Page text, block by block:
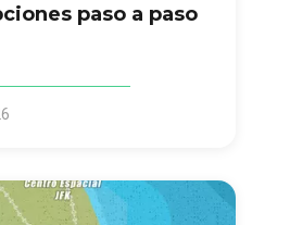
paso a paso